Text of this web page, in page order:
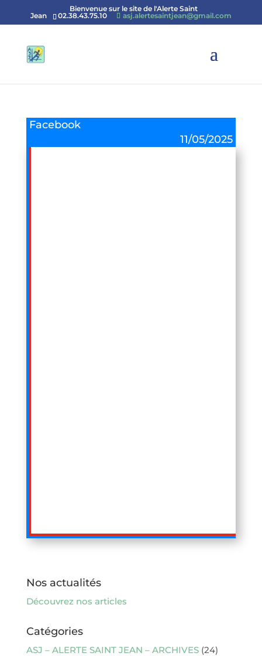
Bienvenue sur le site de l'Alerte Saint
Jean
02.38.43.75.10 asj.alertesaintjean@gmail.com
Facebook
11/05/2025
Nos actualités
Découvrez nos articles
Catégories
ASJ – ALERTE SAINT JEAN – ARCHIVES(24)